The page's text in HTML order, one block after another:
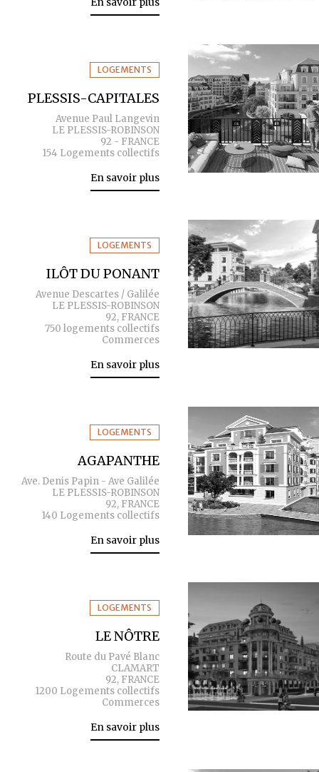
LOGEMENTS
PLESSIS-CAPITALES
Avenue Paul Langevin
LE PLESSIS-ROBINSON
92 - FRANCE
154 Logements collectifs
En savoir plus
LOGEMENTS
ILÔT DU PONANT
Avenue Descartes / Galilée
LE PLESSIS-ROBINSON
92, FRANCE
750 logements collectifs
Commerces
En savoir plus
LOGEMENTS
AGAPANTHE
Ave. Denis Papin - Ave Galilée
LE PLESSIS-ROBINSON
92, FRANCE
140 Logements collectifs
En savoir plus
LOGEMENTS
LE NÔTRE
Route du Pavé Blanc
CLAMART
92, FRANCE
1200 Logements collectifs
Commerces
En savoir plus